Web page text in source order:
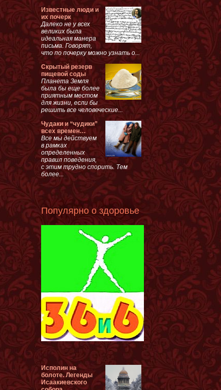
Известные люди и
их почерк
Далеко не у всех
великих была
идеальная манера
письма. Говорят,
что по почерку можно узнать о...
Скрытый резерв
пищевой соды
Планета Земля
была бы еще более
приятным местом
для жизни, если бы
решить все человеческие...
Чудаки и “чудики”
всех времен…
Все мы действуем
в рамках
определенных
правил поведения,
с этим трудно спорить. Тем
более...
Популярно о здоровье
Исполин на
болоте. Легенды
Исаакиевского